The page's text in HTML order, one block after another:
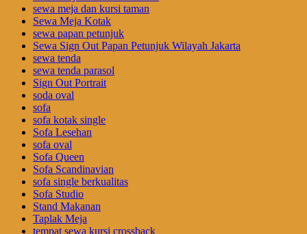
sewa meja dan kursi taman
Sewa Meja Kotak
sewa papan petunjuk
Sewa Sign Out Papan Petunjuk Wilayah Jakarta
sewa tenda
sewa tenda parasol
Sign Out Portrait
soda oval
sofa
sofa kotak single
Sofa Lesehan
sofa oval
Sofa Queen
Sofa Scandinavian
sofa single berkualitas
Sofa Studio
Stand Makanan
Taplak Meja
tempat sewa kursi crossback